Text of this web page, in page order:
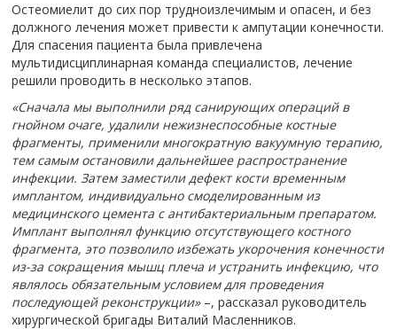
️Остеомиелит до сих пор трудноизлечимым и опасен, и без
должного лечения может привести к ампутации конечности.
Для спасения пациента была привлечена
мультидисциплинарная команда специалистов, лечение
решили проводить в несколько этапов.
«Сначала мы выполнили ряд санирующих операций в
гнойном очаге, удалили нежизнеспособные костные
фрагменты, применили многократную вакуумную терапию,
тем самым остановили дальнейшее распространение
инфекции. Затем заместили дефект кости временным
имплантом, индивидуально смоделированным из
медицинского цемента с антибактериальным препаратом.
Имплант выполнял функцию отсутствующего костного
фрагмента, это позволило избежать укорочения конечности
из-за сокращения мышц плеча и устранить инфекцию, что
являлось обязательным условием для проведения
последующей реконструкции»–, рассказал руководитель
хирургической бригады Виталий Масленников.